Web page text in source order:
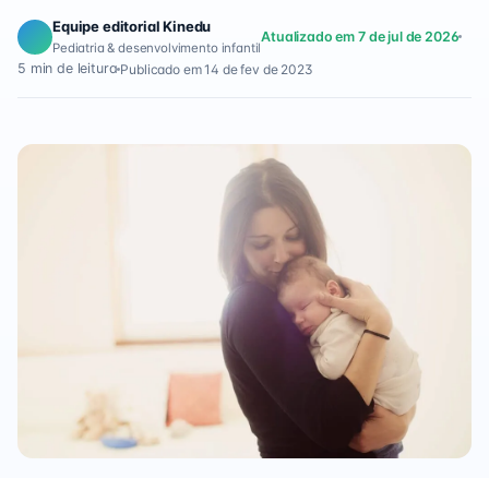
Equipe editorial Kinedu
Pediatria & desenvolvimento infantil
Atualizado em 7 de jul de 2026
5 min de leitura Publicado em 14 de fev de 2023